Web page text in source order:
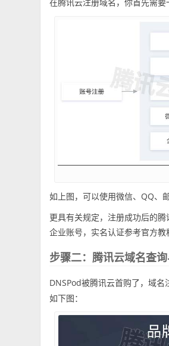
如上图，可以使用微信、QQ、
更具有关规定，注册成功后的
企业账号，实名认证参考官方教
步骤二：腾讯云域名查
DNSPod被腾讯云首购了，域
如下图：